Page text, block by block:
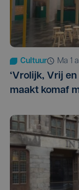
Cultuur ma
‘Vrolijk, Vrij
maakt komaf